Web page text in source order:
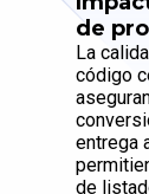
de
La
código
entrega
de